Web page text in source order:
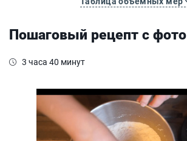
Пошаговый рецепт с фото
3 часа 40 минут